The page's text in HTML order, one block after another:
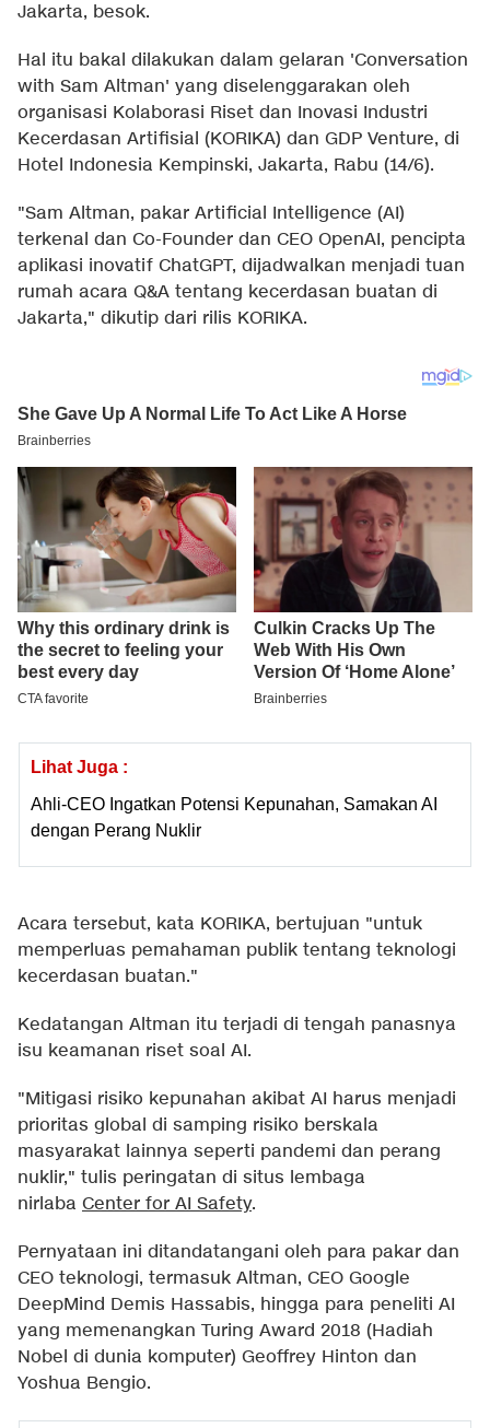
Jakarta, besok.
Hal itu bakal dilakukan dalam gelaran 'Conversation
with Sam Altman' yang diselenggarakan oleh
organisasi Kolaborasi Riset dan Inovasi Industri
Kecerdasan Artifisial (KORIKA) dan GDP Venture, di
Hotel Indonesia Kempinski, Jakarta, Rabu (14/6).
"Sam Altman, pakar Artificial Intelligence (AI)
terkenal dan Co-Founder dan CEO OpenAI, pencipta
aplikasi inovatif ChatGPT, dijadwalkan menjadi tuan
rumah acara Q&A tentang kecerdasan buatan di
Jakarta," dikutip dari rilis KORIKA.
Lihat Juga :
Ahli-CEO Ingatkan Potensi Kepunahan, Samakan AI
dengan Perang Nuklir
Acara tersebut, kata KORIKA, bertujuan "untuk
memperluas pemahaman publik tentang teknologi
kecerdasan buatan."
Kedatangan Altman itu terjadi di tengah panasnya
isu keamanan riset soal AI.
"Mitigasi risiko kepunahan akibat AI harus menjadi
prioritas global di samping risiko berskala
masyarakat lainnya seperti pandemi dan perang
nuklir," tulis peringatan di situs lembaga
nirlaba Center for AI Safety.
Pernyataan ini ditandatangani oleh para pakar dan
CEO teknologi, termasuk Altman, CEO Google
DeepMind Demis Hassabis, hingga para peneliti AI
yang memenangkan Turing Award 2018 (Hadiah
Nobel di dunia komputer) Geoffrey Hinton dan
Yoshua Bengio.